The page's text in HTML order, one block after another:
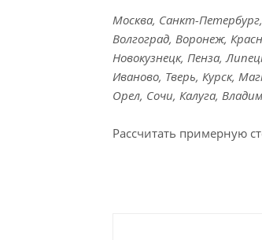
Москва, Санкт-
Волгоград, Воронеж,
Новокузнецк, Пенза,
Иваново, Тверь, Курск,
Орел, Сочи, Калуга,
Рассчитать примерную